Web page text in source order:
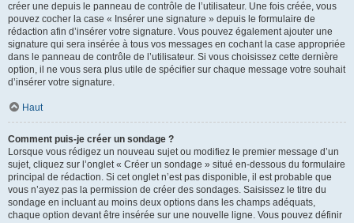
créer une depuis le panneau de contrôle de l’utilisateur. Une fois créée, vous
pouvez cocher la case « Insérer une signature » depuis le formulaire de
rédaction afin d’insérer votre signature. Vous pouvez également ajouter une
signature qui sera insérée à tous vos messages en cochant la case appropriée
dans le panneau de contrôle de l’utilisateur. Si vous choisissez cette dernière
option, il ne vous sera plus utile de spécifier sur chaque message votre souhait
d’insérer votre signature.
Haut
Comment puis-je créer un sondage ?
Lorsque vous rédigez un nouveau sujet ou modifiez le premier message d’un
sujet, cliquez sur l’onglet « Créer un sondage » situé en-dessous du formulaire
principal de rédaction. Si cet onglet n’est pas disponible, il est probable que
vous n’ayez pas la permission de créer des sondages. Saisissez le titre du
sondage en incluant au moins deux options dans les champs adéquats,
chaque option devant être insérée sur une nouvelle ligne. Vous pouvez définir